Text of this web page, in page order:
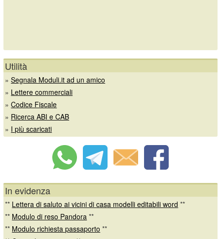
Utilità
»Segnala Moduli.it ad un amico
» Lettere commerciali
»Codice Fiscale
» Ricerca ABI e CAB
» I più scaricati
In evidenza
** Lettera di saluto ai vicini di casa modelli editabili word **
** Modulo di reso Pandora **
** Modulo richiesta passaporto **